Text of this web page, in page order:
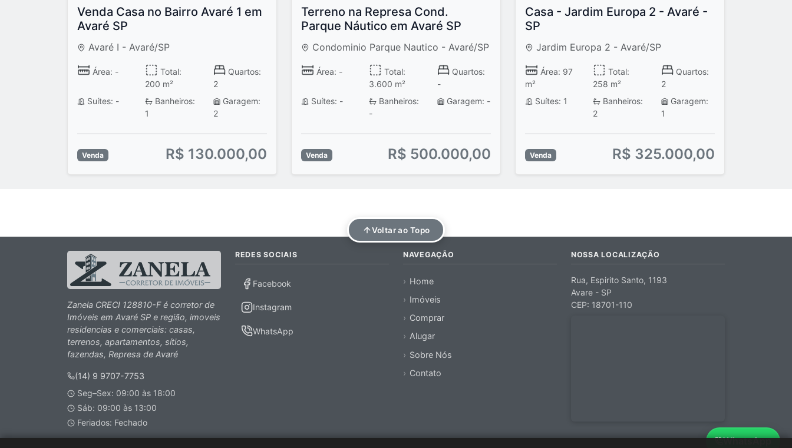
Venda Casa no Bairro Avaré 1 em
Avaré SP
Avaré I - Avaré/SP
Área: -
Total:
200 m²
Quartos:
2
Suítes: -
Banheiros:
1
Garagem:
2
Venda R$ 130.000,00
Terreno na Represa Cond.
Parque Náutico em Avaré SP
Condominio Parque Nautico - Avaré/SP
Área: -
Total:
3.600 m²
Quartos:
-
Suítes: -
Banheiros:
-
Garagem: -
Venda R$ 500.000,00
Casa - Jardim Europa 2 - Avaré -
SP
Jardim Europa 2 - Avaré/SP
Área: 97
m²
Total:
258 m²
Quartos:
2
Suítes: 1
Banheiros:
2
Garagem:
1
Venda R$ 325.000,00
Voltar ao Topo
Zanela CRECI 128810-F é corretor de
Imóveis em Avaré SP e região, imoveis
residencias e comerciais: casas,
terrenos, apartamentos, sítios,
fazendas, Represa de Avaré
(14) 9 9707-7753
Seg–Sex: 09:00 às 18:00
Sáb: 09:00 às 13:00
Feriados: Fechado
REDES SOCIAIS
Facebook
Instagram
WhatsApp
NAVEGAÇÃO
Home
Imóveis
Comprar
Alugar
Sobre Nós
Contato
NOSSA LOCALIZAÇÃO
Rua, Espirito Santo, 1193
Avare - SP
CEP: 18701-110
WhatsApp